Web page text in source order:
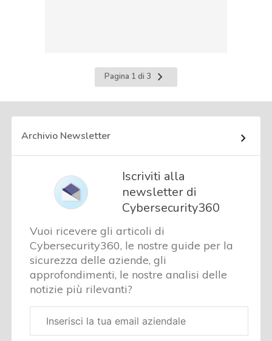
Pagina 1 di 3
Pagina
successiva
Archivio Newsletter
Iscriviti alla
newsletter di
Cybersecurity360
Vuoi ricevere gli articoli di
Cybersecurity360, le nostre guide per la
sicurezza delle aziende, gli
approfondimenti, le nostre analisi delle
notizie più rilevanti?
aziendale